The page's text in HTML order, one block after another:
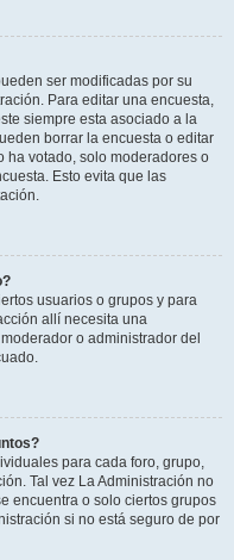
ser modificadas por su
Para editar una encuesta,
siempre esta asociado a la
borrar la encuesta o editar
ha votado, solo moderadores o
Esto evita que las
usuarios o grupos y para
allí necesita una
o administrador del
para cada foro, grupo,
Tal vez La Administración no
encuentra o solo ciertos grupos
si no está seguro de por